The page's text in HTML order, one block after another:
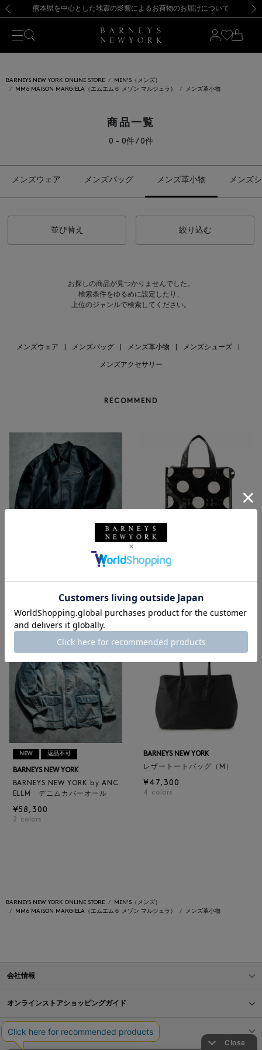
新規登録のお客様も対象！＜MY BARNEYS＞会員のお客様は11,000円（税込）以上のお買上げで常時送料無料！お買い物の際は会員登録を！
【夏季休業に伴う返品・交換承り一時停止のお知らせ】（2026.8.5）
熊本県を中心とした地震の影響によるお荷物のお届けについて
【開催中】SUMMER SALEのご案内・ご注意事項 新規登録のお客様も対象！＜MY BARNEYS＞会員のお客様は11,000円（税込）以上のお買上げで常時送料無料！お買い物の際は会員登録を！
【夏季休業に伴う返品・交換承り一時停止のお知らせ】（2026.8.5）
BARNEYS NEW YORK ONLINE STORE
MEN'S（メンズ）
MM6 MAISON MARGIELA（エムエム６ メゾン マルジェラ）
メンズ革小物
商品一覧
0 - 0件 / 0件
メンズウェア メンズバッグ メンズ革小物 メンズ
並び替え 絞り込む
お探しの商品が見つかりませんでした。
検索条件をゆるめに設定したり、
上位のジャンルで検索してください。
メンズウェア メンズバッグ メンズ革小物 メンズシューズ
メンズアクセサリー
RECOMMEND
ELLM ホースレザーブルゾン
¥165,000
NEW
グ／ドット柄
¥6,600
NEW 返品不可
BARNEYS NEW YORK
BARNEYS NEW YORK by ANC
ELLM デニムカバーオール
¥58,300
2 colors
BARNEYS NEW YORK
レザートートバッグ（M）
¥47,300
4 colors
BARNEYS NEW YORK ONLINE STORE
MEN'S（メンズ）
MM6 MAISON MARGIELA（エムエム６ メゾン マルジェラ）
メンズ革小物
会社情報
オンラインストアショッピングガイド
店舗情報